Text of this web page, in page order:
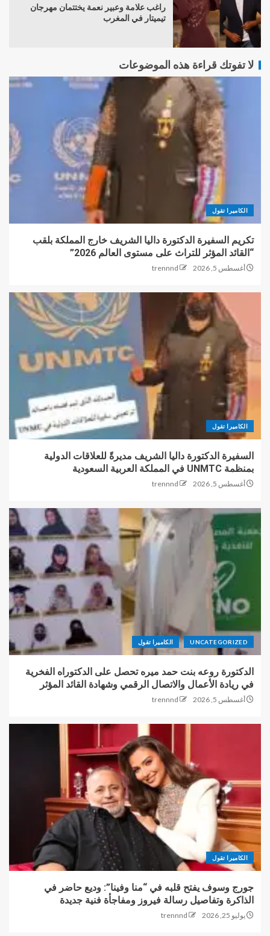
راغب علامة وعبير نعمة يختتمان مهرجان
تيميتار في المغرب
لا تفوتك قراءة هذه الموضوعات
الكاميرا تقول
تكريم السفيرة الدكتورة داليا الشريف خارج المملكة بلقب
“القائد المؤثر للتراث على مستوى العالم 2026”
أغسطس 5, 2026 trennnd
الكاميرا تقول
السفيرة الدكتورة داليا الشريف مديرةً للعلاقات الدولية
بمنظمة UNMTC في المملكة العربية السعودية
أغسطس 5, 2026 trennnd
UNCATEGORIZED الكاميرا تقول
الدكتورة روعه بنت حمد ميره تحصل على الدكتوراه الفخرية
في ريادة الأعمال والاتصال الرقمي وشهادة القائد المؤثر
أغسطس 5, 2026 trennnd
الكاميرا تقول
جورج وسوف يفتح قلبه في “منا وفينا”: وديع حاضر في
الذاكرة وتفاصيل رسالة فيروز ومفاجأة فنية جديدة
يوليو 25, 2026 trennnd